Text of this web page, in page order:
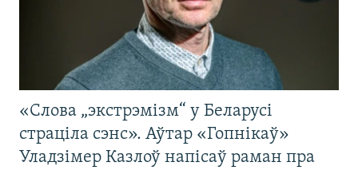
«Слова „экстрэмізм“ у Беларусі
страціла сэнс». Аўтар «Гопнікаў»
Уладзімер Казлоў напісаў раман пра